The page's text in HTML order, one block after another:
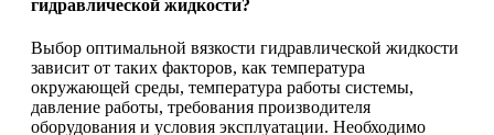
гидравлической жидкости?
Выбор оптимальной вязкости гидравлической жидкости
зависит от таких факторов, как температура
окружающей среды, температура работы системы,
давление работы, требования производителя
оборудования и условия эксплуатации. Необходимо